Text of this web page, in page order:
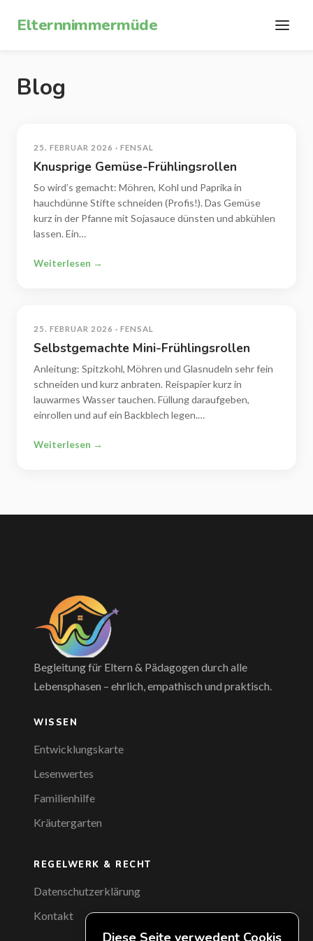
Elternnimmermüde
Blog
25. FEBRUAR 2026 · FENSAL
Knusprige Gemüse-Frühlingsrollen
So wird’s gemacht: Möhren, Kohl und Paprika in
hauchdünne Stifte schneiden (Profis!). Das Gemüse
kurz in der Pfanne mit Sojasauce dünsten und abkühlen
lassen. Ein…
Weiterlesen →
25. FEBRUAR 2026 · FENSAL
Selbstgemachte Mini-Frühlingsrollen
Anleitung: Spitzkohl, Möhren und Glasnudeln sehr fein
schneiden und kurz anbraten. Reispapier kurz in
lauwarmes Wasser tauchen. Füllung daraufgeben,
einrollen und auf ein Backblech legen.…
Weiterlesen →
Begleitung für Eltern & Pädagogen durch alle
Lebensphasen – ehrlich, empathisch und praktisch.
WISSEN
Entwicklungskarte
Lesenwertes
Familienhilfe
Kräutergarten
REGELWERK & RECHT
Datenschutzerklärung
Kontakt
Diese Seite verwedent Cookis